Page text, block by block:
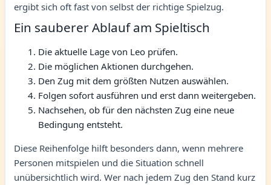
ergibt sich oft fast von selbst der richtige Spielzug.
Ein sauberer Ablauf am Spieltisch
Die aktuelle Lage von Leo prüfen.
Die möglichen Aktionen durchgehen.
Den Zug mit dem größten Nutzen auswählen.
Folgen sofort ausführen und erst dann weitergeben.
Nachsehen, ob für den nächsten Zug eine neue
Bedingung entsteht.
Diese Reihenfolge hilft besonders dann, wenn mehrere
Personen mitspielen und die Situation schnell
unübersichtlich wird. Wer nach jedem Zug den Stand kurz